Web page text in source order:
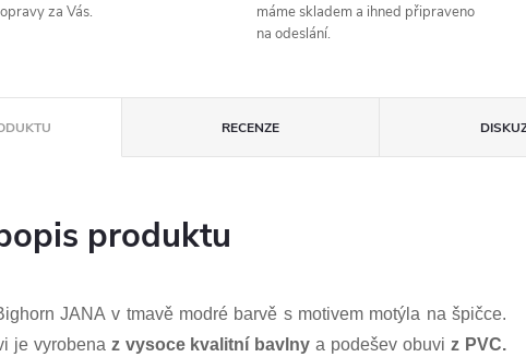
za Vás.
máme skladem a ihned připraveno
na odeslání.
RECENZE
produktu
JANA v tmavě modré barvě s motivem motýla na špičce.
je vyrobena z vysoce kvalitní bavlnya podešev obuviz PVC.